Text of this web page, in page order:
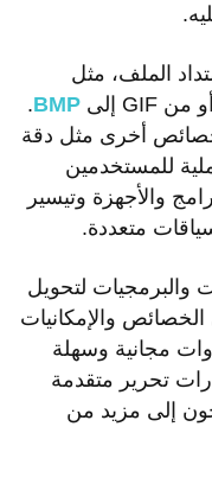
الملف، مثل
BMP
.
أخرى مثل دقة
للمستخدمين
والأجهزة وتيسير
متعددة.
والبرمجيات لتحويل
والإمكانيات
مجانية وسهلة
تحرير متقدمة
إلى مزيد من